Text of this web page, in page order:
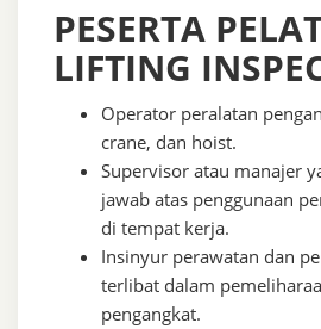
PESERTA
LIFTING
Operator peralatan
crane, dan hoist.
Supervisor atau manajer
jawab atas penggunaan
di tempat kerja.
Insinyur perawatan dan
terlibat dalam
pengangkat.